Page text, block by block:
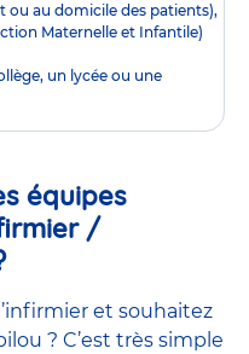
ou au domicile des patients),
Maternelle et Infantile)
un lycée ou une
équipes
/
et souhaitez
? C’est très simple